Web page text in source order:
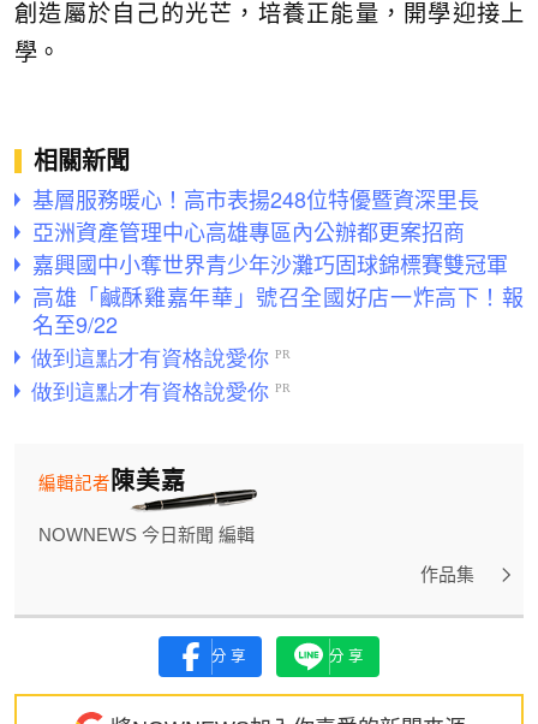
創造屬於自己的光芒，培養正能量，開學迎接上
學。
相關新聞
基層服務暖心！高市表揚248位特優暨資深里長
亞洲資產管理中心高雄專區內公辦都更案招商
嘉興國中小奪世界青少年沙灘巧固球錦標賽雙冠軍
高雄「鹹酥雞嘉年華」號召全國好店一炸高下！報
名至9/22
陳美嘉
編輯記者
NOWNEWS 今日新聞 編輯
作品集
分享 分享